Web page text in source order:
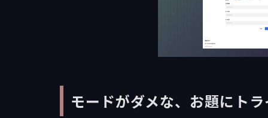
モードがダメな、お題にト